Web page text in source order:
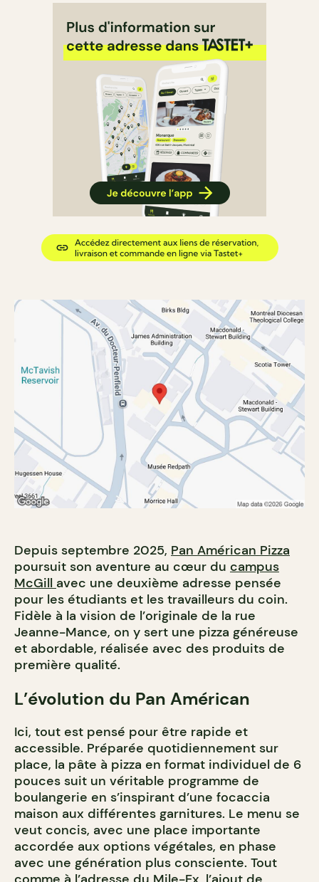
Depuis septembre 2025, Pan Américan Pizza
poursuit son aventure au cœur du campus
McGill avec une deuxième adresse pensée
pour les étudiants et les travailleurs du coin.
Fidèle à la vision de l’originale de la rue
Jeanne-Mance, on y sert une pizza généreuse
et abordable, réalisée avec des produits de
première qualité.
L’évolution du Pan Américan
Ici, tout est pensé pour être rapide et
accessible. Préparée quotidiennement sur
place, la pâte à pizza en format individuel de 6
pouces suit un véritable programme de
boulangerie en s’inspirant d’une focaccia
maison aux différentes garnitures. Le menu se
veut concis, avec une place importante
accordée aux options végétales, en phase
avec une génération plus consciente. Tout